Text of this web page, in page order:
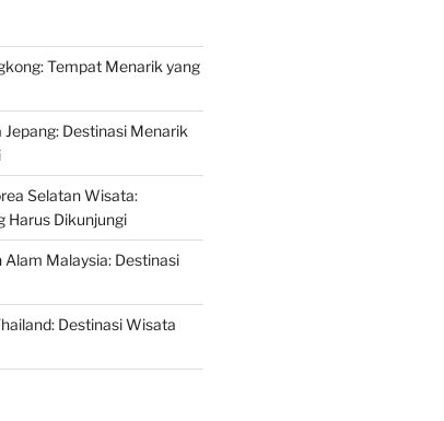
Tempat Menarik yang
Destinasi Menarik
Selatan Wisata:
Harus Dikunjungi
Malaysia: Destinasi
Destinasi Wisata